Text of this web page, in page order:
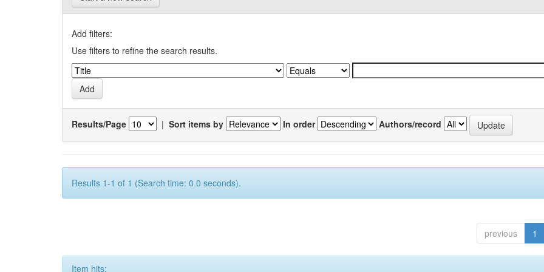
Add filters:
Use filters to refine the search results.
Results/Page | Sort items by In order Authors/record
Results 1-1 of 1 (Search time: 0.0 seconds).
previous 1
Item hits: